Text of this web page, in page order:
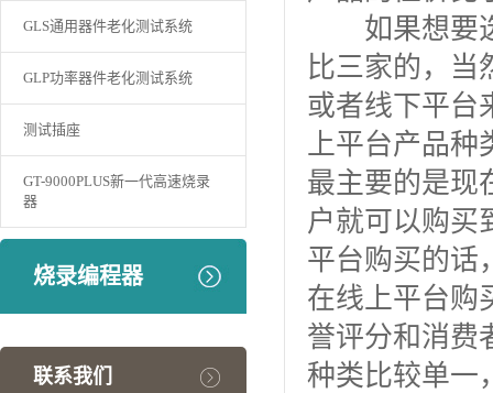
GLS通用器件老化测试系统
GLP功率器件老化测试系统
测试插座
GT-9000PLUS新一代高速烧录
器
烧录编程器
联系我们
如果想要选
比三家的，当
或者线下平台
上平台产品种
最主要的是现
户就可以购买
平台购买的话
在线上平台购
誉评分和消费
种类比较单一